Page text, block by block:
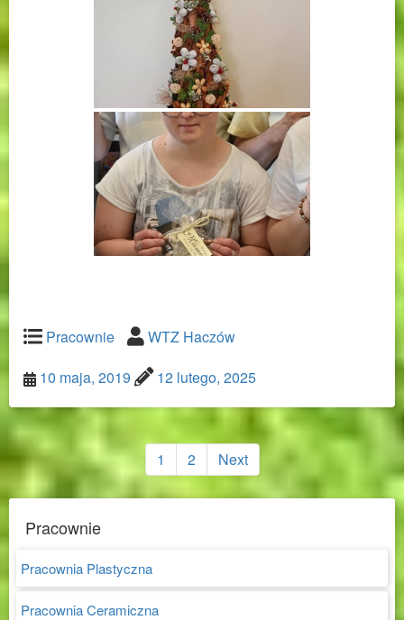
Pracownie
WTZ Haczów
10 maja, 2019
12 lutego, 2025
Nawigacja
po
wpisach
1 2 Next
Pracownie
Pracownia Plastyczna
Pracownia Ceramiczna